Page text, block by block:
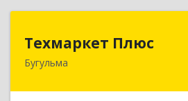
Техмаркет Плюс
Бугульма423231, РТ, Бугульма,